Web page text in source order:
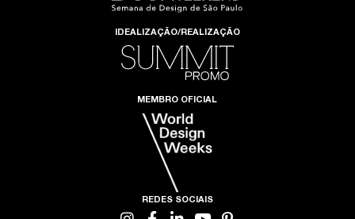
IDEALIZAÇÃO/REALIZAÇÃO
MEMBRO OFICIAL
REDES SOCIAIS